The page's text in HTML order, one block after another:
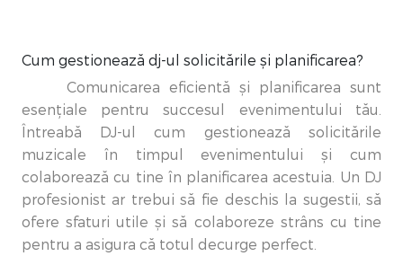
Cum gestionează dj-ul solicitările și planificarea?
Comunicarea eficientă și planificarea sunt
esențiale pentru succesul evenimentului tău.
Întreabă DJ-ul cum gestionează solicitările
muzicale în timpul evenimentului și cum
colaborează cu tine în planificarea acestuia. Un DJ
profesionist ar trebui să fie deschis la sugestii, să
ofere sfaturi utile și să colaboreze strâns cu tine
pentru a asigura că totul decurge perfect.